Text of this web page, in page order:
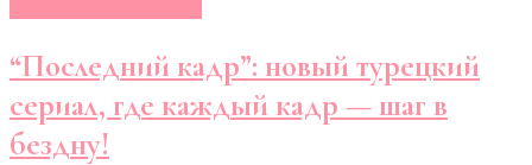
“Последний кадр”: новый турецкий
сериал, где каждый кадр — шаг в
бездну!